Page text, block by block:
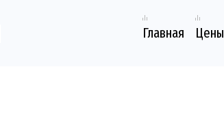
Главная Цены